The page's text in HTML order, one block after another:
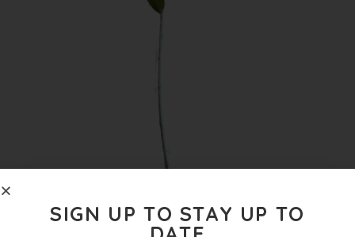
PINK PIERS BUDS KUNSTBLOEM
SIGN UP TO STAY UP TO